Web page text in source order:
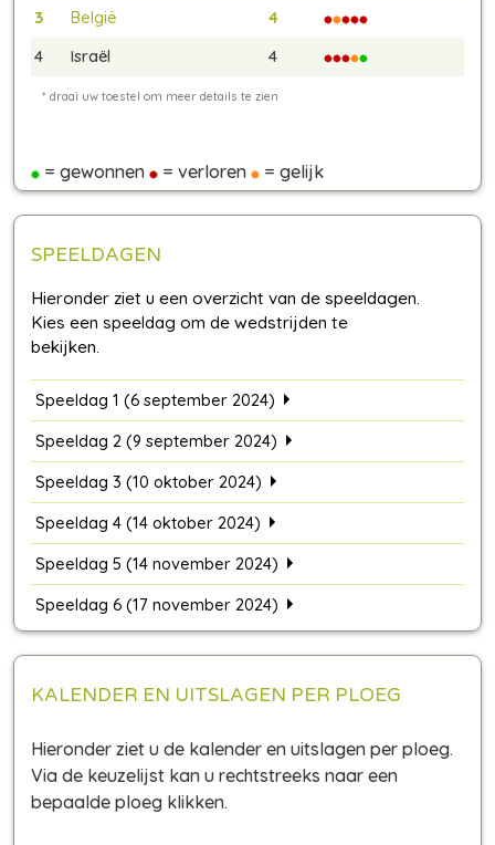
3
België
4
4
Israël 4
= gewonnen = verloren = gelijk
SPEELDAGEN
Speeldag 1 (6 september 2024)
Speeldag 2 (9 september 2024)
Speeldag 3 (10 oktober 2024)
Speeldag 4 (14 oktober 2024)
Speeldag 5 (14 november 2024)
Speeldag 6 (17 november 2024)
KALENDER EN UITSLAGEN PER PLOEG
Hieronder ziet u de kalender en uitslagen per ploeg.
Via de keuzelijst kan u rechtstreeks naar een
bepaalde ploeg klikken.